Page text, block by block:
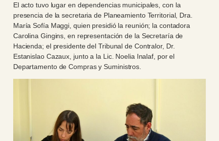
El acto tuvo lugar en dependencias municipales, con la
presencia de la secretaria de Planeamiento Territorial, Dra.
María Sofía Maggi, quien presidió la reunión; la contadora
Carolina Gingins, en representación de la Secretaría de
Hacienda; el presidente del Tribunal de Contralor, Dr.
Estanislao Cazaux, junto a la Lic. Noelia Inalaf, por el
Departamento de Compras y Suministros.